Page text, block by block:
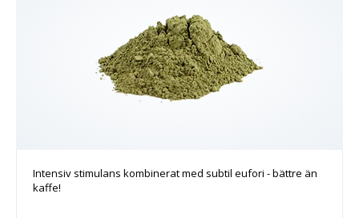
Intensiv stimulans kombinerat med subtil eufori - bättre än
kaffe!